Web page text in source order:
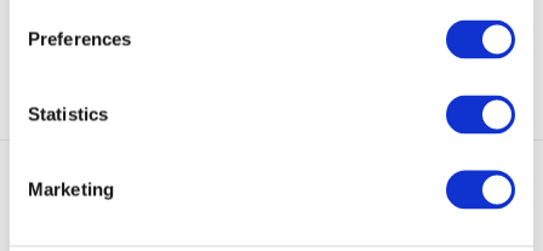
Preferences
Statistics
Marketing